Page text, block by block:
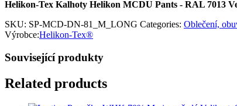
Helikon-Tex Kalhoty Helikon MCDU Pants - RAL 7013
SKU: SP-MCD-DN-81_M_LONG Categories: Oblečení,
Výrobce:Helikon-Tex®
Související produkty
Related products